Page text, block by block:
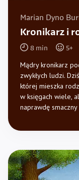
Marian Dyno
Kronikarz i
8 min 5+
Mądry kronikarz
zwykłych ludzi.
której mieszka
w księgach wiele,
naprawdę